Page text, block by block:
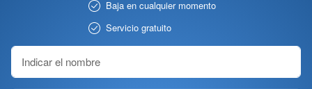
Baja en cualquier momento
Servicio gratuito